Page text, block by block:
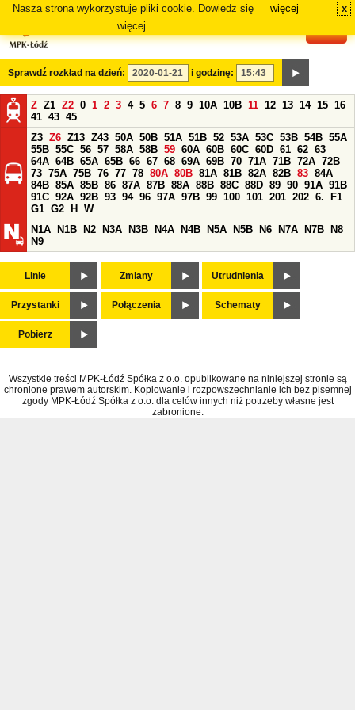
Nasza strona wykorzystuje pliki cookie. Dowiedz się
więcej.
więcej x
Sprawdź rozkład na dzień: i godzinę:
Z Z1 Z2 0 1 2 3 4 5 6 7 8 9 10A 10B 11 12 13 14 15 16
41 43 45
Z3 Z6 Z13 Z43 50A 50B 51A 51B 52 53A 53C 53B 54B 55A
55B 55C 56 57 58A 58B 59 60A 60B 60C 60D 61 62 63
64A 64B 65A 65B 66 67 68 69A 69B 70 71A 71B 72A 72B
73 75A 75B 76 77 78 80A 80B 81A 81B 82A 82B 83 84A
84B 85A 85B 86 87A 87B 88A 88B 88C 88D 89 90 91A 91B
91C 92A 92B 93 94 96 97A 97B 99 100 101 201 202 6.
F1
G1 G2 H
W
N1A
N1B N2 N3A N3B N4A N4B N5A N5B N6 N7A N7B
N8
N9
Linie Zmiany Utrudnienia
Przystanki Połączenia Schematy
Pobierz
Wszystkie treści MPK-Łódź Spółka z o.o. opublikowane na niniejszej stronie są
chronione prawem autorskim. Kopiowanie i rozpowszechnianie ich bez pisemnej
zgody MPK-Łódź Spółka z o.o. dla celów innych niż potrzeby własne jest
zabronione.